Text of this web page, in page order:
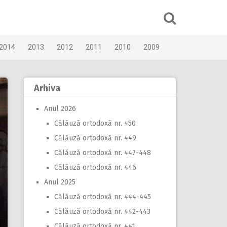
2013 2012 2011 2010 2009
Arhiva
Anul 2026
Călăuză ortodoxă nr. 450
Călăuză ortodoxă nr. 449
Călăuză ortodoxă nr. 447-448
Călăuză ortodoxă nr. 446
Anul 2025
Călăuză ortodoxă nr. 444-445
Călăuză ortodoxă nr. 442-443